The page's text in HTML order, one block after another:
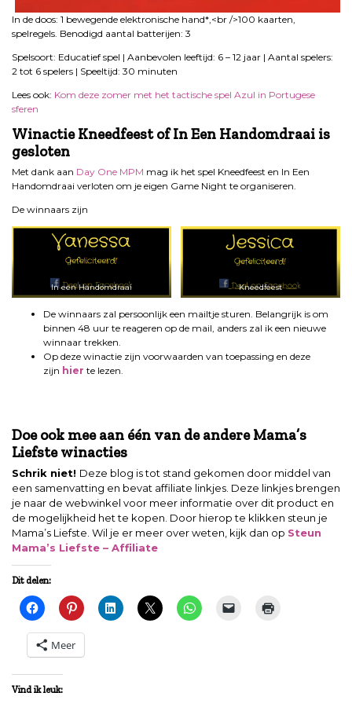
In de doos: 1 bewegende elektronische hand*,<br />100 kaarten,
spelregels. Benodigd aantal batterijen: 3
Spelsoort: Educatief spel | Aanbevolen leeftijd: 6 – 12 jaar | Aantal spelers:
2 tot 6 spelers | Speeltijd: 30 minuten
Lees ook: Kom deze zomer met het tactische spel Azul in Portugese
sferen
Winactie Kneedfeest of In Een Handomdraai is
gesloten
Met dank aan Day One MPM mag ik het spel Kneedfeest en In Een
Handomdraai verloten om je eigen Game Night te organiseren.
De winnaars zijn
In een Handomdraai Kneedfeest
De winnaars zal persoonlijk een mailtje sturen. Belangrijk is om
binnen 48 uur te reageren op de mail, anders zal ik een nieuwe
winnaar trekken.
Op deze winactie zijn voorwaarden van toepassing en deze
zijn hier te lezen.
Doe ook mee aan één van de andere Mama’s
Liefste winacties
Schrik niet! Deze blog is tot stand gekomen door middel van
een samenvatting en bevat affiliate linkjes. Deze linkjes brengen
je naar de webwinkel voor meer informatie over dit product en
de mogelijkheid het te kopen. Door hierop te klikken steun je
Mama’s Liefste. Wil je er meer over weten, kijk dan op Steun
Mama’s Liefste – Affiliate
Dit delen:
Meer
Vind ik leuk: